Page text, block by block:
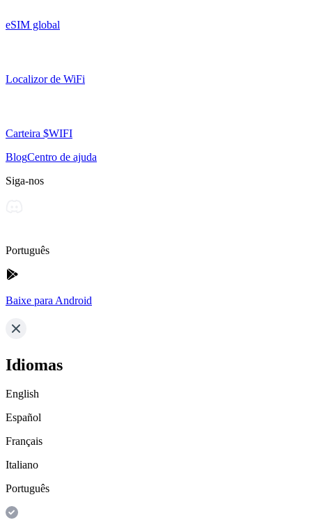
eSIM global
Localizor de WiFi
Carteira $WIFI
BlogCentro de ajuda
Siga-nos
Português
Baixe para Android
Idiomas
English
Español
Français
Italiano
Português